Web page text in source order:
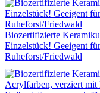
Biozertifizierte
Einzelstück! Geeigent
Ruheforst/Friedwald